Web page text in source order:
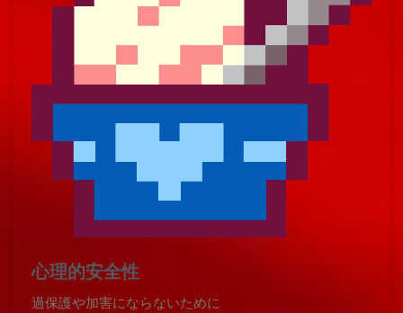
心理的安全性
過保護や加害にならないために